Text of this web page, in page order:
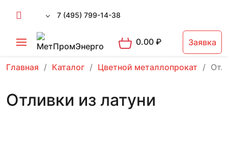
7 (495) 799-14-38
0.00₽ Заявка
Главная Каталог Цветной металлопрокат
Отливки из латуни